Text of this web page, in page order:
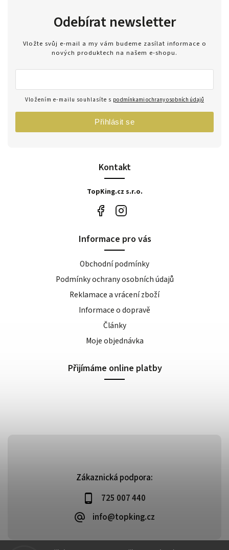
Zákaznická podpora:
725 007 440
info@topking.cz
Kontakt
TopKing.cz s.r.o.
Odebírat newsletter
Vložte svůj e-mail a my vám budeme zasílat informace o
nových produktech na našem e-shopu.
Vložením e-mailu souhlasíte s podmínkami ochrany osobních údajů
Přihlásit se
Informace pro vás
Obchodní podmínky
Podmínky ochrany osobních údajů
Reklamace a vrácení zboží
Informace o dopravě
Články
Moje objednávka
Přijímáme online platby